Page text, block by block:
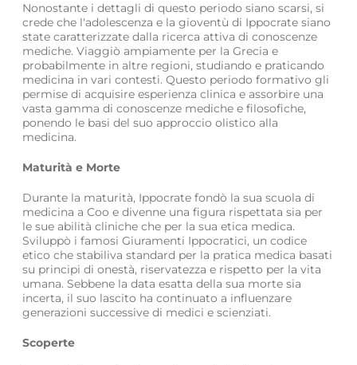
Nonostante i dettagli di questo periodo siano scarsi, si
crede che l'adolescenza e la gioventù di Ippocrate siano
state caratterizzate dalla ricerca attiva di conoscenze
mediche. Viaggiò ampiamente per la Grecia e
probabilmente in altre regioni, studiando e praticando
medicina in vari contesti. Questo periodo formativo gli
permise di acquisire esperienza clinica e assorbire una
vasta gamma di conoscenze mediche e filosofiche,
ponendo le basi del suo approccio olistico alla
medicina.
Maturità e Morte
Durante la maturità, Ippocrate fondò la sua scuola di
medicina a Coo e divenne una figura rispettata sia per
le sue abilità cliniche che per la sua etica medica.
Sviluppò i famosi Giuramenti Ippocratici, un codice
etico che stabiliva standard per la pratica medica basati
su principi di onestà, riservatezza e rispetto per la vita
umana. Sebbene la data esatta della sua morte sia
incerta, il suo lascito ha continuato a influenzare
generazioni successive di medici e scienziati.
Scoperte